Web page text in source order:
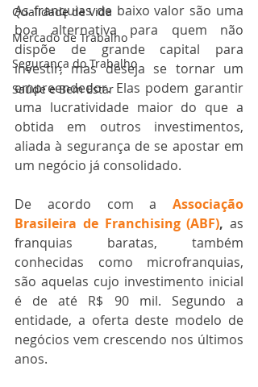
Qualidade de Vida
Mercado de Trabalho
Segurança do Trabalho
Saúde e Bem Estar
As franquias de baixo valor são uma
boa alternativa para quem não
dispõe de grande capital para
investir, mas deseja se tornar um
empreendedor. Elas podem garantir
uma lucratividade maior do que a
obtida em outros investimentos,
aliada à segurança de se apostar em
um negócio já consolidado.
De acordo com a Associação
Brasileira de Franchising (ABF), as
franquias baratas, também
conhecidas como microfranquias,
são aquelas cujo investimento inicial
é de até R$ 90 mil. Segundo a
entidade, a oferta deste modelo de
negócios vem crescendo nos últimos
anos.